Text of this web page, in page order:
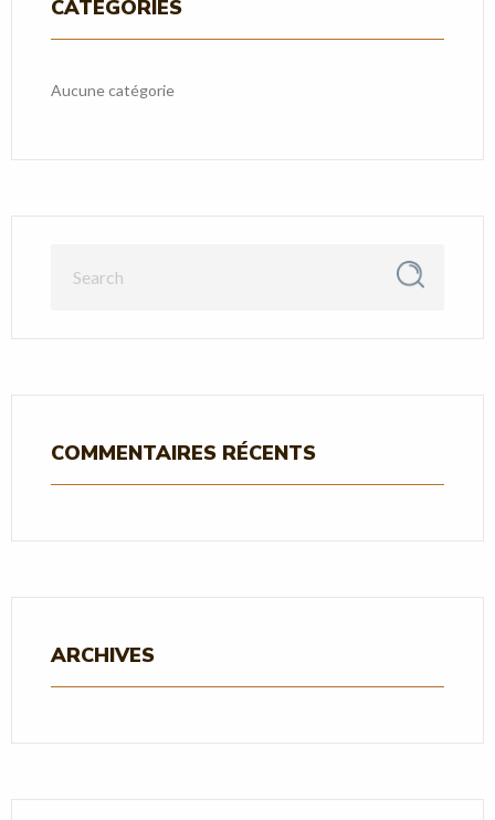
CATÉGORIES
Aucune catégorie
COMMENTAIRES RÉCENTS
ARCHIVES